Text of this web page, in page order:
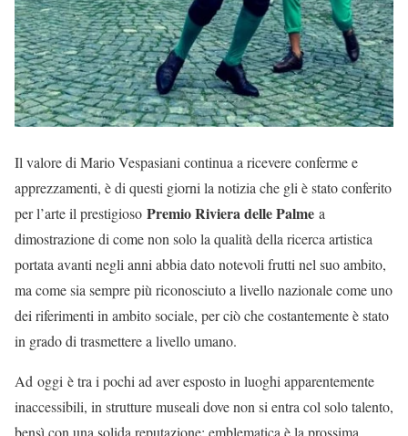
Il valore di Mario Vespasiani continua a ricevere conferme e
apprezzamenti, è di questi giorni la notizia che gli è stato conferito
per l’arte il prestigioso Premio Riviera delle Palme a
dimostrazione di come non solo la qualità della ricerca artistica
portata avanti negli anni abbia dato notevoli frutti nel suo ambito,
ma come sia sempre più riconosciuto a livello nazionale come uno
dei riferimenti in ambito sociale, per ciò che costantemente è stato
in grado di trasmettere a livello umano.
Ad oggi è tra i pochi ad aver esposto in luoghi apparentemente
inaccessibili, in strutture museali dove non si entra col solo talento,
bensì con una solida reputazione; emblematica è la prossima